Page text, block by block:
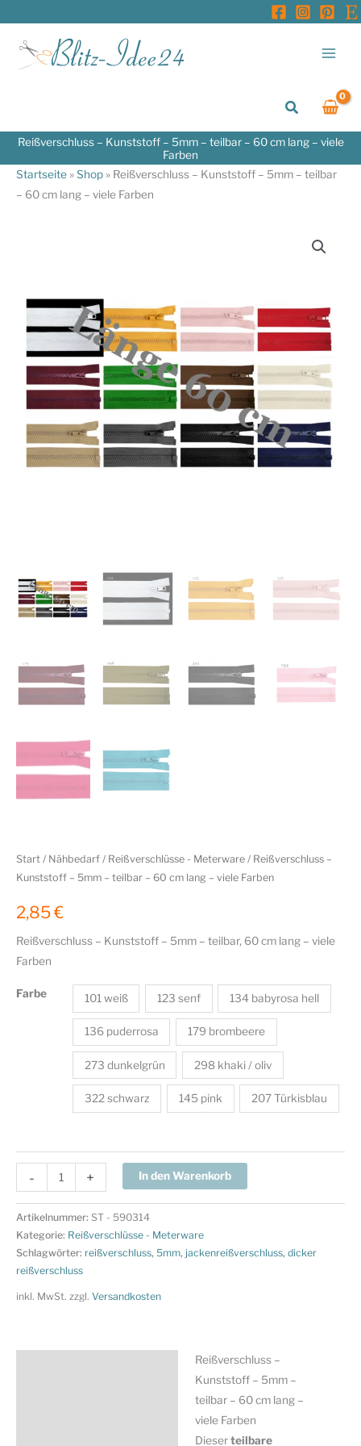
springen
Suchen
Reißverschluss – Kunststoff – 5mm – teilbar – 60 cm lang – viele
Farben
Startseite »Shop » Reißverschluss – Kunststoff – 5mm – teilbar
– 60 cm lang – viele Farben
Start / Nähbedarf / Reißverschlüsse - Meterware / Reißverschluss –
Kunststoff – 5mm – teilbar – 60 cm lang – viele Farben
2,85€
Reißverschluss – Kunststoff – 5mm – teilbar, 60 cm lang – viele
Farben
Farbe 101 weiß 123 senf 134 babyrosa hell
136 puderrosa 179 brombeere
273 dunkelgrün 298 khaki / oliv
322 schwarz 145 pink 207 Türkisblau
-
Reißverschluss
-
Kunststoff
-
5mm
-
teilbar
cm
+ In den Warenkorb
Artikelnummer: ST - 590314
Kategorie: Reißverschlüsse - Meterware
Schlagwörter: reißverschluss, 5mm, jackenreißverschluss, dicker
reißverschluss
inkl. MwSt. zzgl. Versandkosten
Reißverschluss –
Kunststoff – 5mm –
teilbar – 60 cm lang –
viele Farben
Dieserteilbare